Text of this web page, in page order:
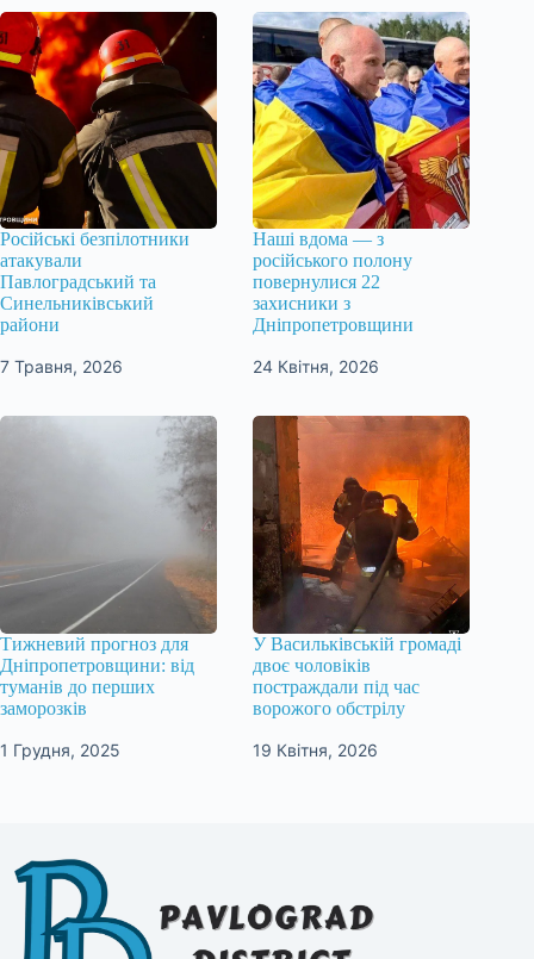
Російські безпілотники
атакували
Павлоградський та
Синельниківський
райони
7 Травня, 2026
Наші вдома — з
російського полону
повернулися 22
захисники з
Дніпропетровщини
24 Квітня, 2026
Тижневий прогноз для
Дніпропетровщини: від
туманів до перших
заморозків
1 Грудня, 2025
У Васильківській громаді
двоє чоловіків
постраждали під час
ворожого обстрілу
19 Квітня, 2026